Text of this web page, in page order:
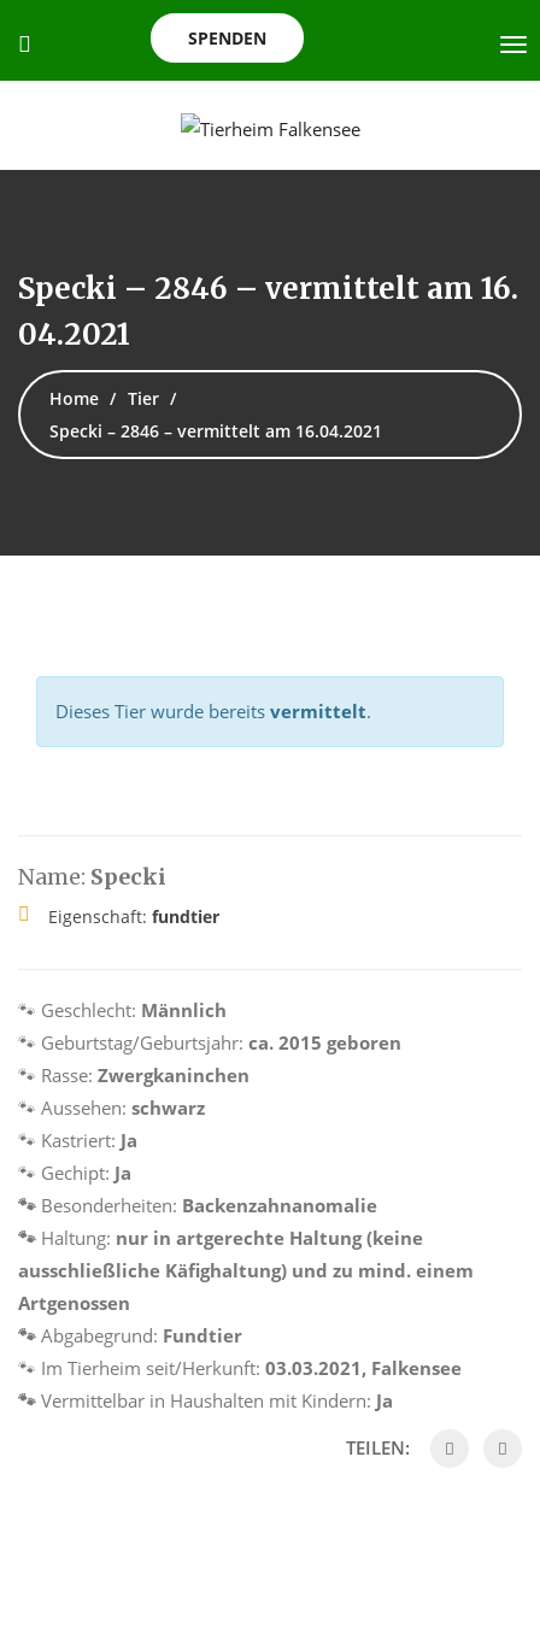
SPENDEN
Specki – 2846 – vermittelt am 16.
04.2021
Home
Tier
Specki – 2846 – vermittelt am 16.04.2021
Dieses Tier wurde bereits vermittelt.
Name: Specki
Eigenschaft: fundtier
🐾 Geschlecht: Männlich
🐾 Geburtstag/Geburtsjahr: ca. 2015 geboren
🐾 Rasse: Zwergkaninchen
🐾 Aussehen: schwarz
🐾 Kastriert: Ja
🐾 Gechipt: Ja
🐾 Besonderheiten: Backenzahnanomalie
🐾 Haltung: nur in artgerechte Haltung (keine
ausschließliche Käfighaltung) und zu mind. einem
Artgenossen
🐾 Abgabegrund: Fundtier
🐾 Im Tierheim seit/Herkunft: 03.03.2021, Falkensee
🐾 Vermittelbar in Haushalten mit Kindern: Ja
TEILEN: